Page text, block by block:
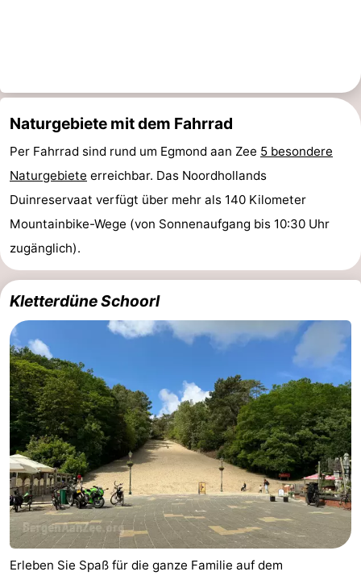
Naturgebiete mit dem Fahrrad
Per Fahrrad sind rund um Egmond aan Zee 5 besondere
Naturgebiete erreichbar. Das Noordhollands
Duinreservaat verfügt über mehr als 140 Kilometer
Mountainbike-Wege (von Sonnenaufgang bis 10:30 Uhr
zugänglich).
Kletterdüne Schoorl
Erleben Sie Spaß für die ganze Familie auf dem